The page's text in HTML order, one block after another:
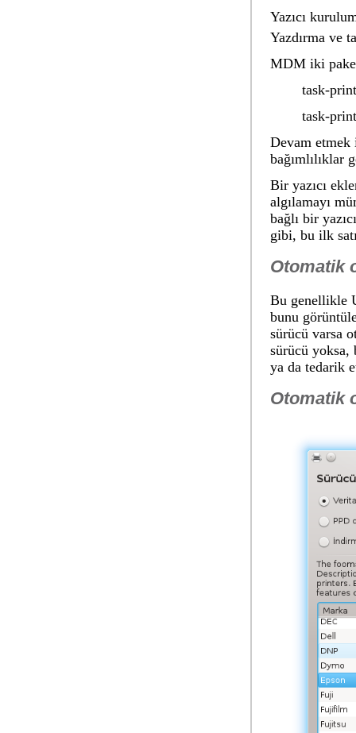
Yazıcı
Yazdırma ve
MDM iki
task-
task-
Devam
bağımlılıklar
Bir yazıcı
algılamayı
bağlı bir
gibi, bu ilk
Otomatik
Bu genellikle
bunu
sürücü varsa
sürücü yoksa,
ya da tedarik
Otomatik